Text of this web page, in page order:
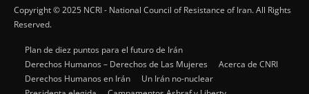
Copyright © 2025 NCRI - National Council of Resistance of Iran. All Rights
Reserved.
Plan de diez puntos para el futuro de Irán
Derechos Humanos – Derechos de Las Mujeres
Acerca de CNRI
Derechos Humanos en Irán
Un Irán no-nuclear